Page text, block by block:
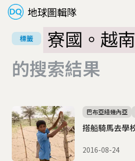
地球圖輯隊
標籤
寮國。越南
的搜索結果
巴布亞紐幾內亞
2016-08-24